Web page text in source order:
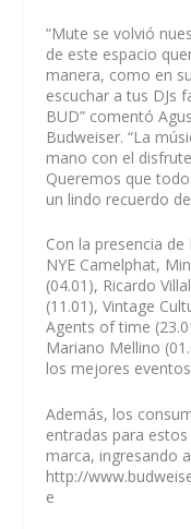
“Mute se volvió
de este espacio
manera, como en
escuchar a tus DJs
BUD” comentó
Budweiser. “La
mano con el
Queremos que
un lindo recuerdo
Con la presencia
NYE Camelphat,
(04.01), Ricardo
(11.01), Vintage
Agents of time
Mariano Mellino
los mejores
Además, los
entradas para
marca, ingresando
http://
e